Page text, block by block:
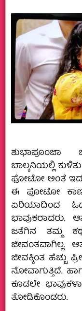
ಬಾಲ್ಕನಿಯಲ್ಲಿ
ಫೋಟೋ ಅಂತೆ
ಈ ಫೋಟೋ
ಏರಿಯಾದಿಂದ
ಭಾವುಕರಾದರು.
ಜತೆಗಿನ ತಮ್ಮ
ಜೀವಂತವಾಗಿಲ್ಲ.
ಜೀವಕ್ಕಿಂತ ಹೆಚ್ಚು
ನೋವಾಗುತ್ತಿದೆ.
ಕೂಡಲೇ
ತೋಡಿಕೊಂಡರು.